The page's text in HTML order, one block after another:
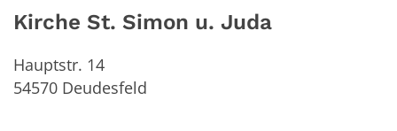
Kirche St. Simon u. Juda
Hauptstr. 14
54570 Deudesfeld